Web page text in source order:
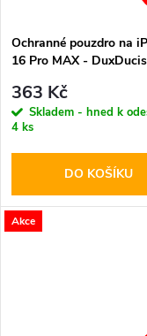
Ochranné pouzdro na
16 Pro MAX -
Purple
363 Kč
Skladem - hned k
4 ks
DO KOŠÍKU
Akce